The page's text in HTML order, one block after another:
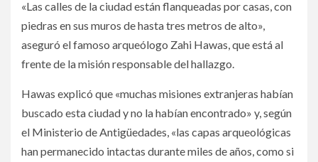
«Las calles de la ciudad están flanqueadas por casas, con
piedras en sus muros de hasta tres metros de alto»,
aseguró el famoso arqueólogo Zahi Hawas, que está al
frente de la misión responsable del hallazgo.
Hawas explicó que «muchas misiones extranjeras habían
buscado esta ciudad y no la habían encontrado» y, según
el Ministerio de Antigüedades, «las capas arqueológicas
han permanecido intactas durante miles de años, como si